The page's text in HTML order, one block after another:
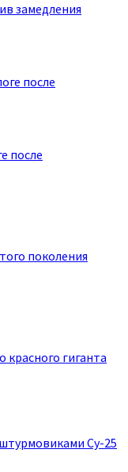
замедления
после
поколения
гиганта
Су-25